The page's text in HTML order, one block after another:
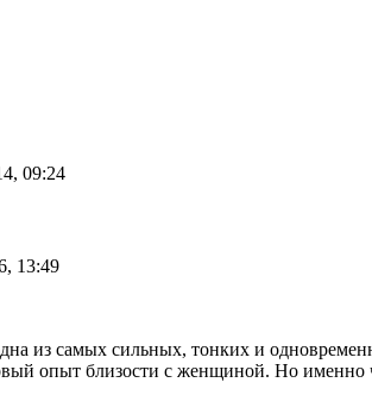
09:24
13:49
из самых сильных, тонких и
опыт близости с женщиной. Но